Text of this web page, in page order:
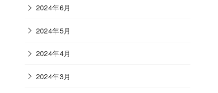
2024年6月
2024年5月
2024年4月
2024年3月